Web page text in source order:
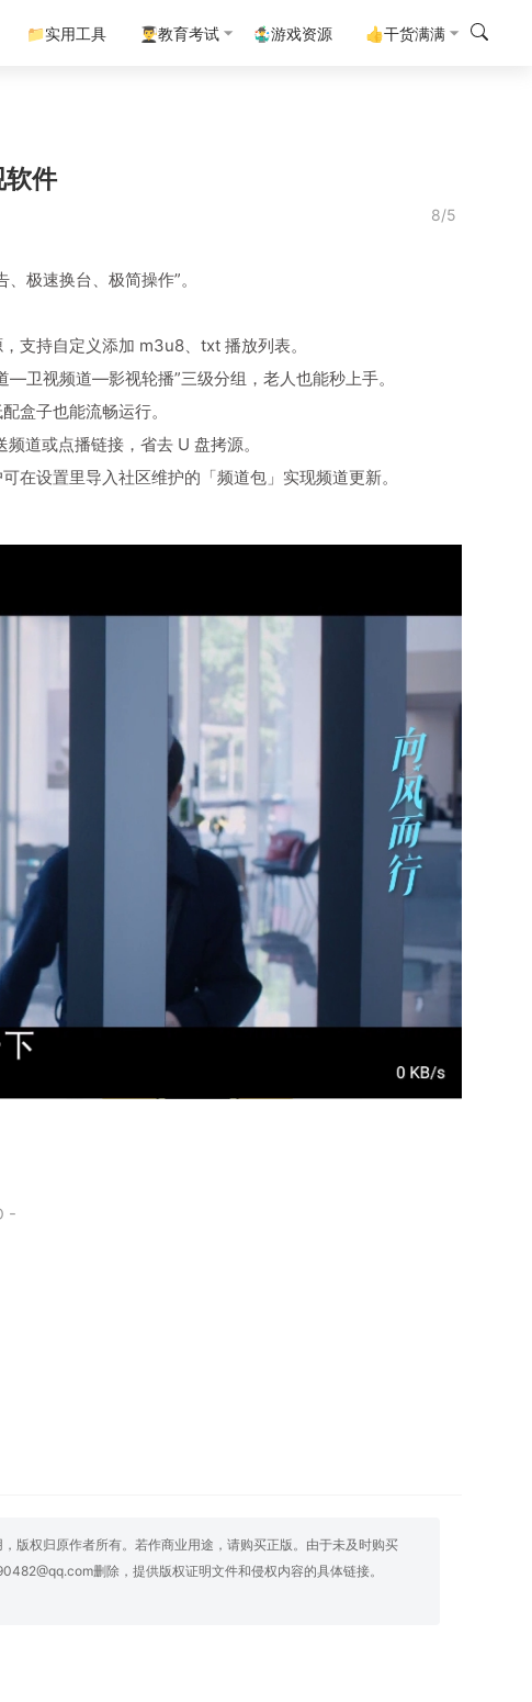
📁实用工具 👨‍🎓教育考试 🤹‍♂️游戏资源 👍干货满满
件
8/5
极速换台、极简操作”。
支持自定义添加 m3u8、txt 播放列表。
卫视频道—影视轮播”三级分组，老人也能秒上手。
盒子也能流畅运行。
道或点播链接，省去 U 盘拷源。
设置里导入社区维护的「频道包」实现频道更新。
-
版权归原作者所有。若作商业用途，请购买正版。由于未及时购买
删除，提供版权证明文件和侵权内容的具体链接。